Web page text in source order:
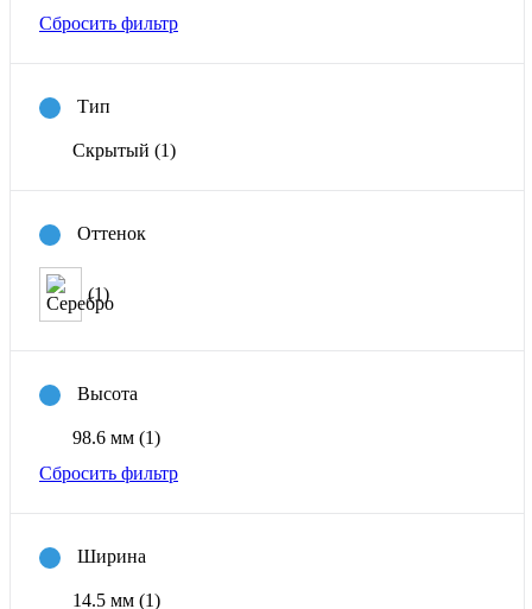
Сбросить фильтр
Тип
Скрытый (1)
Оттенок
(1)
Высота
98.6 мм (1)
Сбросить фильтр
Ширина
14.5 мм (1)